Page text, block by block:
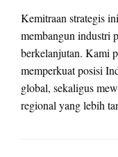
Kemitraan strategis
membangun industri
berkelanjutan. Kami
memperkuat posisi
global, sekaligus
regional yang lebih